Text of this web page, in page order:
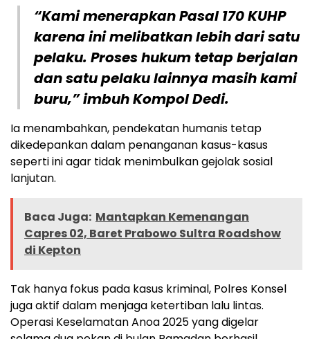
“Kami menerapkan Pasal 170 KUHP
karena ini melibatkan lebih dari satu
pelaku. Proses hukum tetap berjalan
dan satu pelaku lainnya masih kami
buru,” imbuh Kompol Dedi.
Ia menambahkan, pendekatan humanis tetap
dikedepankan dalam penanganan kasus-kasus
seperti ini agar tidak menimbulkan gejolak sosial
lanjutan.
Baca Juga: Mantapkan Kemenangan
Capres 02, Baret Prabowo Sultra Roadshow
di Kepton
Tak hanya fokus pada kasus kriminal, Polres Konsel
juga aktif dalam menjaga ketertiban lalu lintas.
Operasi Keselamatan Anoa 2025 yang digelar